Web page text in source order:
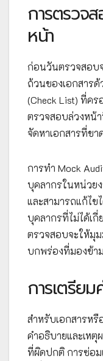
การตรวจ
หน้า
ก่อนวันตรวจสอบ
ถ้วนของเอกสารด้
(Check List) ที่ค
ตรวจสอบล่วงหน้า
จัดหาเอกสารที่ข
การทำ Mock
บุคลากรในหน่วย
และสามารถแก้ไ
บุคลากรที่ไม่ได้เ
ตรวจสอบจะให้มุ
บกพร่องที่มองข้า
การเตรีย
สำหรับเอกสารหรื
คำอธิบายและเหตุ
ที่ผิดปกติ การซ่อม